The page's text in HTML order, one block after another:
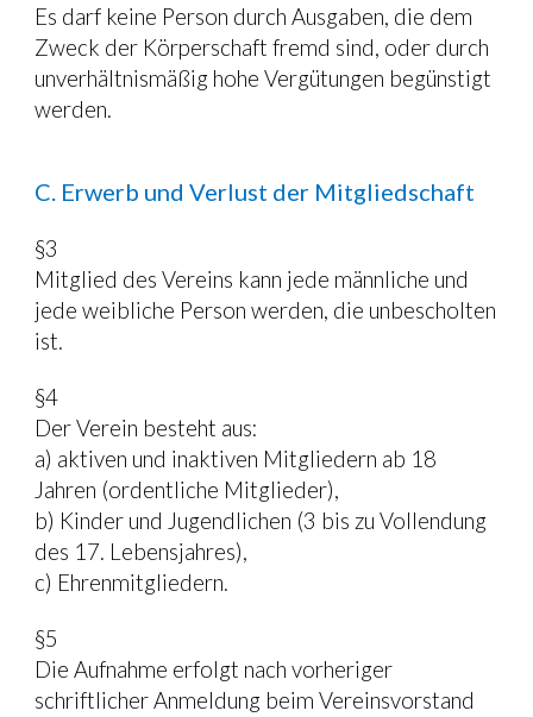
Es darf keine Person durch Ausgaben, die dem
Zweck der Körperschaft fremd sind, oder durch
unverhältnismäßig hohe Vergütungen begünstigt
werden.
C. Erwerb und Verlust der Mitgliedschaft
§3
Mitglied des Vereins kann jede männliche und
jede weibliche Person werden, die unbescholten
ist.
§4
Der Verein besteht aus:
a) aktiven und inaktiven Mitgliedern ab 18
Jahren (ordentliche Mitglieder),
b) Kinder und Jugendlichen (3 bis zu Vollendung
des 17. Lebensjahres),
c) Ehrenmitgliedern.
§5
Die Aufnahme erfolgt nach vorheriger
schriftlicher Anmeldung beim Vereinsvorstand